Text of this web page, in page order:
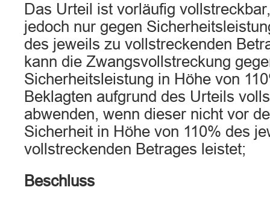
Das Urteil ist vorläufig
jedoch nur gegen
des jeweils zu vollstreckenden
kann die Zwangsvollstreckung
Sicherheitsleistung in Höhe von
Beklagten aufgrund des Urteils
abwenden, wenn dieser nicht vor
Sicherheit in Höhe von 110% des
vollstreckenden Betrages leistet;
Beschluss